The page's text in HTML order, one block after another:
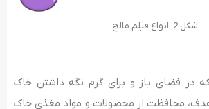
شکل 2. انواع فیلم مالچ
در فضای باز و برای گرم نگه داشتن خاک
محافظت از محصولات و مواد مغذی‌ خاک